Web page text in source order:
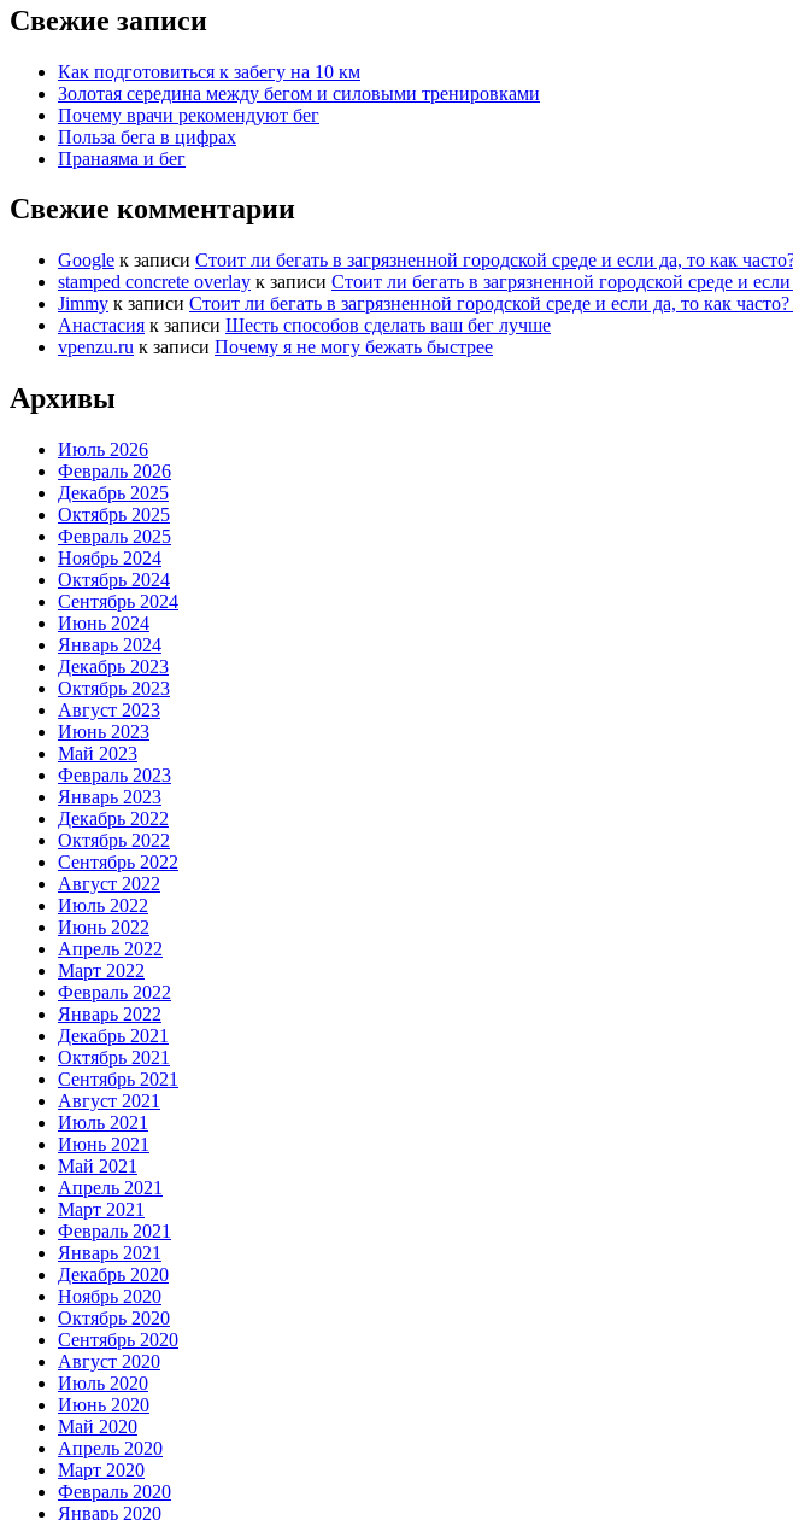
Свежие записи
Как подготовиться к забегу на 10 км
Золотая середина между бегом и силовыми тренировками
Почему врачи рекомендуют бег
Польза бега в цифрах
Пранаяма и бег
Свежие комментарии
Google к записи Стоит ли бегать в загрязненной городской среде и если да, то как
stamped concrete overlay к записи Стоит ли бегать в загрязненной городской среде и
Jimmy к записи Стоит ли бегать в загрязненной городской среде и если да, то как
Анастасия к записи Шесть способов сделать ваш бег лучше
vpenzu.ru к записи Почему я не могу бежать быстрее
Архивы
Июль 2026
Февраль 2026
Декабрь 2025
Октябрь 2025
Февраль 2025
Ноябрь 2024
Октябрь 2024
Сентябрь 2024
Июнь 2024
Январь 2024
Декабрь 2023
Октябрь 2023
Август 2023
Июнь 2023
Май 2023
Февраль 2023
Январь 2023
Декабрь 2022
Октябрь 2022
Сентябрь 2022
Август 2022
Июль 2022
Июнь 2022
Апрель 2022
Март 2022
Февраль 2022
Январь 2022
Декабрь 2021
Октябрь 2021
Сентябрь 2021
Август 2021
Июль 2021
Июнь 2021
Май 2021
Апрель 2021
Март 2021
Февраль 2021
Январь 2021
Декабрь 2020
Ноябрь 2020
Октябрь 2020
Сентябрь 2020
Август 2020
Июль 2020
Июнь 2020
Май 2020
Апрель 2020
Март 2020
Февраль 2020
Январь 2020